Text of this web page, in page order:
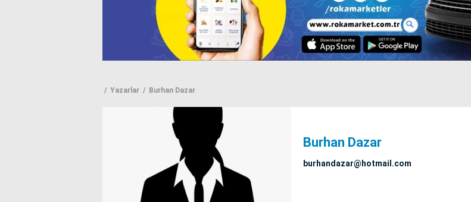
Yazarlar Burhan Dazar
Burhan Dazar
burhandazar@hotmail.com